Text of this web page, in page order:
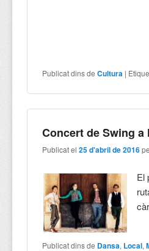
Publicat dins de Cultura |
Concert de Swing a
Publicat el25 d'abril de 2016
El
Publicat dins de Dansa, Local,